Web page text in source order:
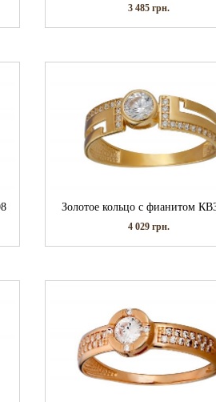
3 485 грн.
Золотое кольцо с фианитом
4 029 грн.